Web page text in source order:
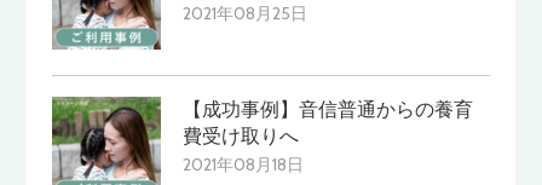
2021年08月25日
【成功事例】音信普通からの養育
費受け取りへ
2021年08月18日